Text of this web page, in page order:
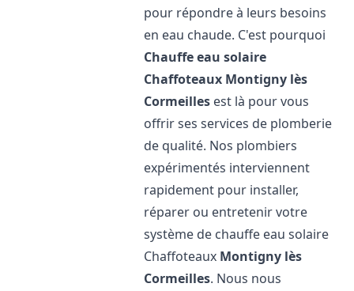
pour répondre à leurs besoins
en eau chaude. C'est pourquoi
Chauffe eau solaire
Chaffoteaux Montigny lès
Cormeilles est là pour vous
offrir ses services de plomberie
de qualité. Nos plombiers
expérimentés interviennent
rapidement pour installer,
réparer ou entretenir votre
système de chauffe eau solaire
Chaffoteaux Montigny lès
Cormeilles. Nous nous